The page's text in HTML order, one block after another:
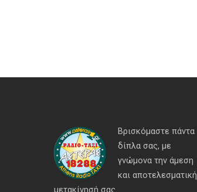
Βρισκόμαστε πάντα
δίπλα σας, με
γνώμονα την άμεση
και αποτελεσματική
μετακίνησή σας.